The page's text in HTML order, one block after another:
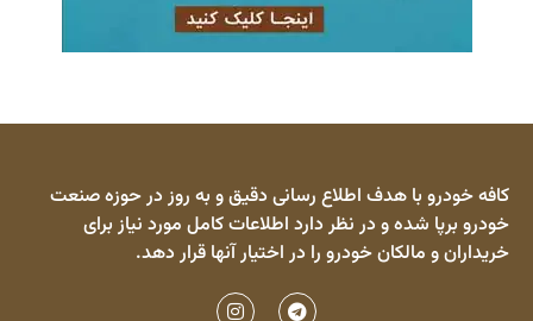
کافه خودرو با هدف اطلاع رسانی دقیق و به روز در حوزه صنعت
خودرو برپا شده و در نظر دارد اطلاعات کامل مورد نیاز برای
خریداران و مالکان خودرو را در اختیار آنها قرار دهد.